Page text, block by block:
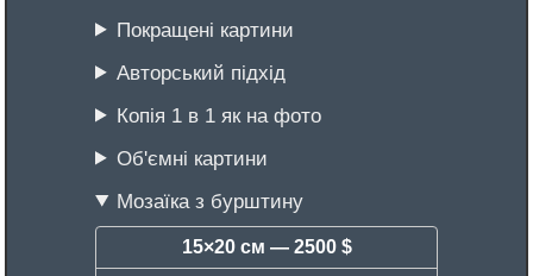
Покращені картини
Авторський підхід
Копія 1 в 1 як на фото
Об'ємні картини
Мозаїка з бурштину
15×20 см — 2500 $